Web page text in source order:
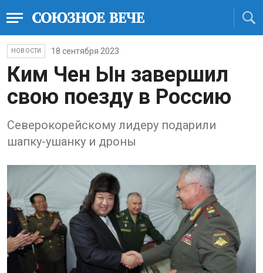
НОВОСТИ 18 сентября 2023
Ким Чен Ын завершил
свою поезду в Россию
Северокорейскому лидеру подарили
шапку-ушанку и дроны